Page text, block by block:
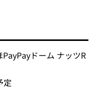
PayPayドーム ナッツR
定